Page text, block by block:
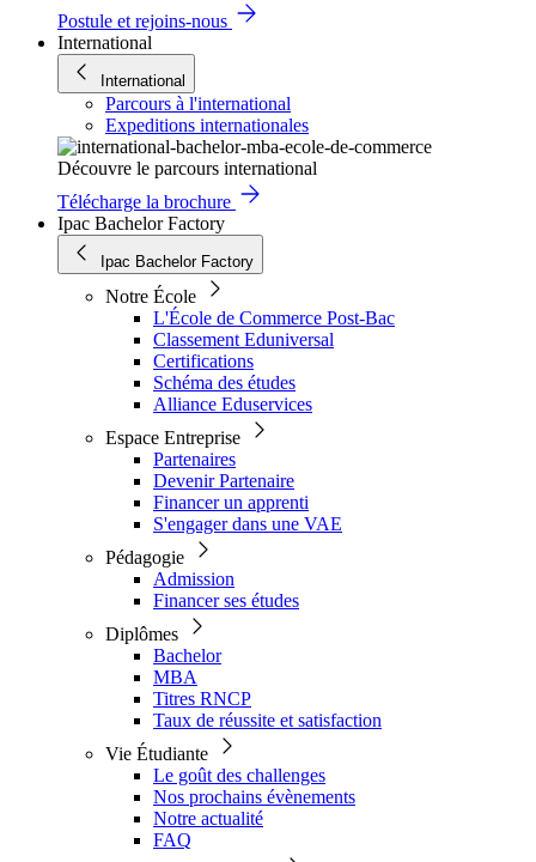
Postule et rejoins-nous
International
International
Parcours à l'international
Expeditions internationales
Découvre le parcours international
Télécharge la brochure
Ipac Bachelor Factory
Ipac Bachelor Factory
Notre École
L'École de Commerce Post-Bac
Classement Eduniversal
Certifications
Schéma des études
Alliance Eduservices
Espace Entreprise
Partenaires
Devenir Partenaire
Financer un apprenti
S'engager dans une VAE
Pédagogie
Admission
Financer ses études
Diplômes
Bachelor
MBA
Titres RNCP
Taux de réussite et satisfaction
Vie Étudiante
Le goût des challenges
Nos prochains évènements
Notre actualité
FAQ